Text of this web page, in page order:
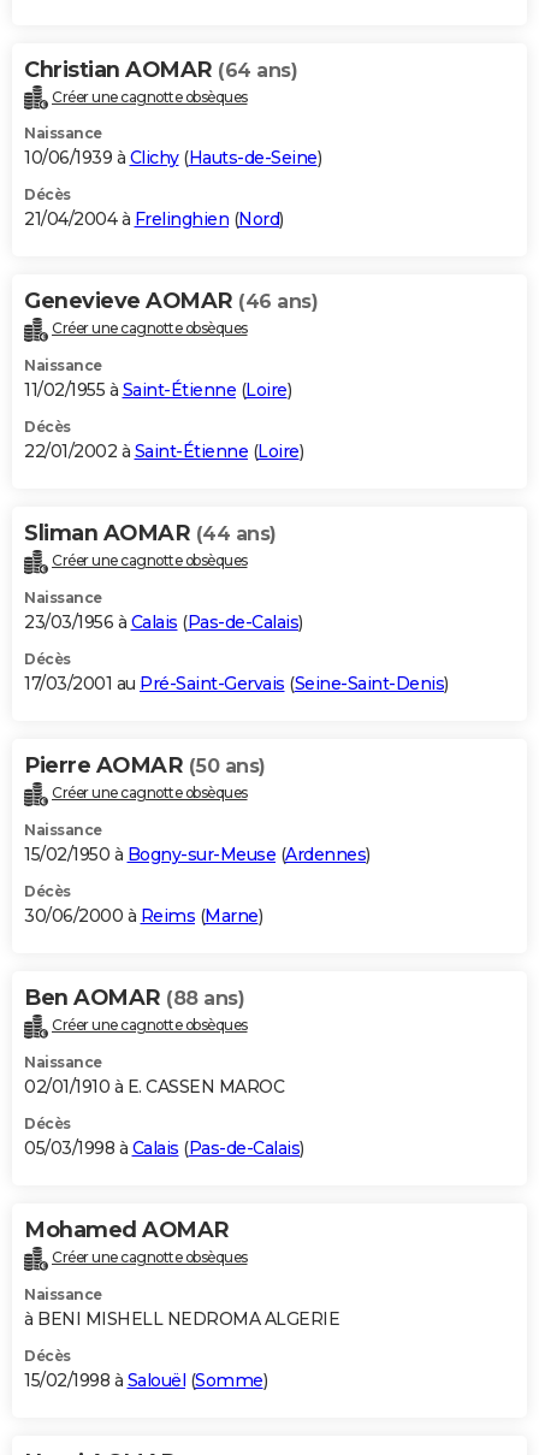
Christian AOMAR (64 ans)
Créer une cagnotte obsèques
Naissance
10/06/1939 à Clichy(Hauts-de-Seine)
Décès
21/04/2004 à Frelinghien (Nord)
Genevieve AOMAR (46 ans)
Créer une cagnotte obsèques
Naissance
11/02/1955 à Saint-Étienne (Loire)
Décès
22/01/2002 à Saint-Étienne (Loire)
Sliman AOMAR (44 ans)
Créer une cagnotte obsèques
Naissance
23/03/1956 à Calais (Pas-de-Calais)
Décès
17/03/2001 au Pré-Saint-Gervais (Seine-Saint-Denis)
Pierre AOMAR (50 ans)
Créer une cagnotte obsèques
Naissance
15/02/1950 à Bogny-sur-Meuse (Ardennes)
Décès
30/06/2000 à Reims (Marne)
Ben AOMAR (88 ans)
Créer une cagnotte obsèques
Naissance
02/01/1910 à E. CASSEN MAROC
Décès
05/03/1998 à Calais (Pas-de-Calais)
Mohamed AOMAR
Créer une cagnotte obsèques
Naissance
à BENI MISHELL NEDROMA ALGERIE
Décès
15/02/1998 à Salouël (Somme)